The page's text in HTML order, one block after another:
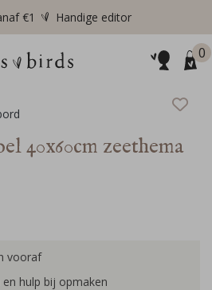
€1 Handige editor
0
40x60cm zeethema
vooraf
hulp bij opmaken